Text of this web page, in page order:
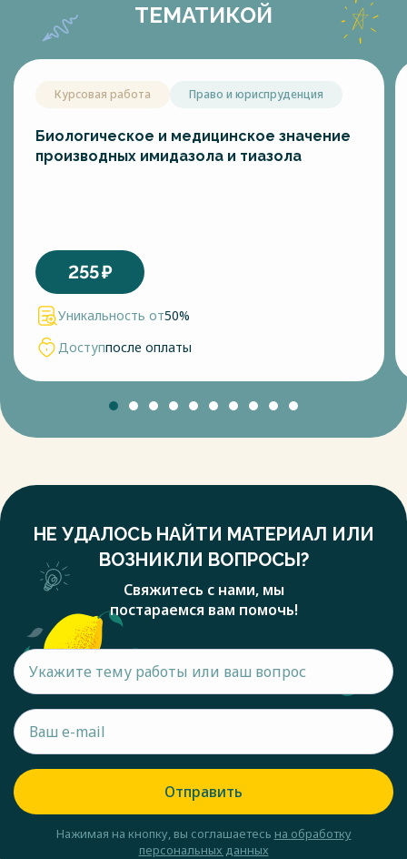
ТЕМАТИКОЙ
Курсовая работа Право и юриспруденция
Биологическое и медицинское значение
производных имидазола и тиазола
255₽
Уникальность от50%
Доступпосле оплаты
НЕ УДАЛОСЬ НАЙТИ МАТЕРИАЛ ИЛИ
ВОЗНИКЛИ ВОПРОСЫ?
Свяжитесь с нами, мы
постараемся вам помочь!
Отправить
Нажимая на кнопку, вы соглашаетесь на обработку
персональных данных